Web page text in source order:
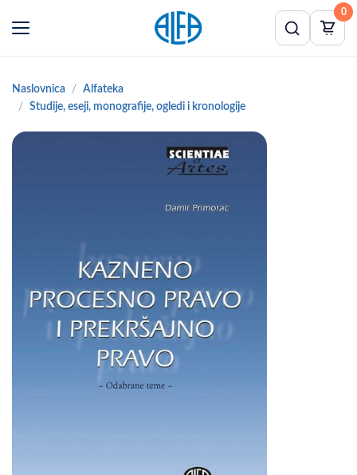
0
Naslovnica
Alfateka
Studije, eseji, monografije, ogledi i kronologije